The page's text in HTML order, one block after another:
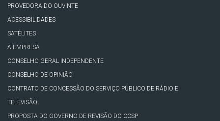
PROVEDORA DO OUVINTE
ACESSIBILIDADES
SATÉLITES
A EMPRESA
CONSELHO GERAL INDEPENDENTE
CONSELHO DE OPINIÃO
CONTRATO DE CONCESSÃO DO SERVIÇO PÚBLICO DE RÁDIO E
TELEVISÃO
PROPOSTA DO GOVERNO DE REVISÃO DO CCSP